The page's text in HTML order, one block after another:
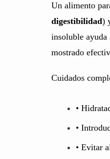
Un alimento
digestibilidad)
insoluble
mostrado
Cuidados
•
•
• Evitar